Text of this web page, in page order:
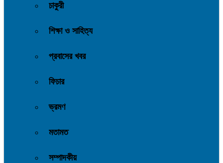
চাকুরী
শিক্ষা ও সাহিত্য
প্রবাসের খবর
ফিচার
ভ্রমণ
মতামত
সম্পাদকীয়